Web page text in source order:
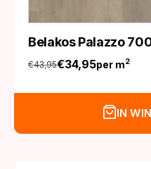
Belakos Palazzo
€43,95
Oorspronkelijke
prijs
€34,95
Huidige
prijs
per m2
IN